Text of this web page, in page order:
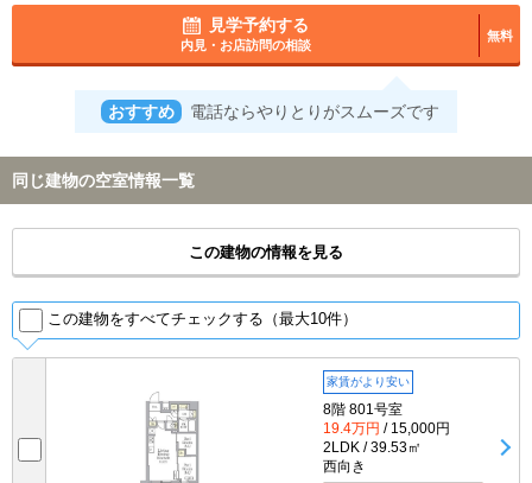
見学予約する
内見・お店訪問の相談
無料
おすすめ 電話ならやりとりがスムーズです
同じ建物の空室情報一覧
この建物の情報を見る
この建物をすべてチェックする（最大10件）
家賃がより安い
8階 801号室
19.4万円 / 15,000円
2LDK / 39.53㎡
西向き